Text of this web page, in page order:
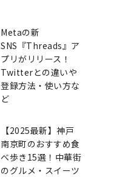
Metaの新
SNS『Threads』ア
プリがリリース！
Twitterとの違いや
登録方法・使い方な
ど
【2025最新】神戸
南京町のおすすめ食
べ歩き15選！中華街
のグルメ・スイーツ